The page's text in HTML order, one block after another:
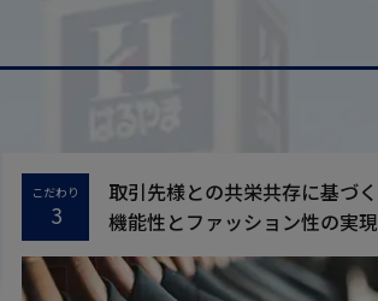
こだわり
3
取引先様との共栄共存に基づく
機能性とファッション性の実現